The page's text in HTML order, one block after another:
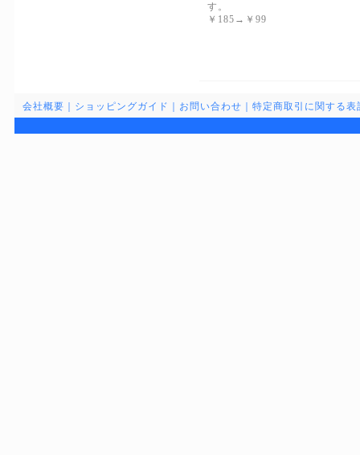
す。
￥185→￥99
会社概要 ショッピングガイド お問い合わせ 特定商取引に関する表